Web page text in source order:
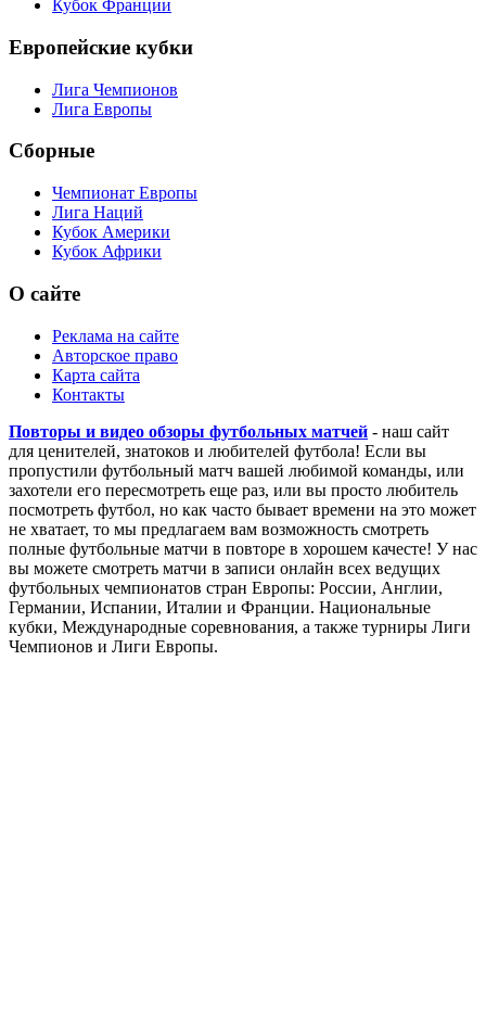
Кубок Франции
Европейские кубки
Лига Чемпионов
Лига Европы
Сборные
Чемпионат Европы
Лига Наций
Кубок Америки
Кубок Африки
О сайте
Реклама на сайте
Авторское право
Карта сайта
Контакты
Повторы и видео обзоры футбольных матчей - наш сайт
для ценителей, знатоков и любителей футбола! Если вы
пропустили футбольный матч вашей любимой команды, или
захотели его пересмотреть еще раз, или вы просто любитель
посмотреть футбол, но как часто бывает времени на это может
не хватает, то мы предлагаем вам возможность смотреть
полные футбольные матчи в повторе в хорошем качесте! У нас
вы можете смотреть матчи в записи онлайн всех ведущих
футбольных чемпионатов стран Европы: России, Англии,
Германии, Испании, Италии и Франции. Национальные
кубки, Международные соревнования, а также турниры Лиги
Чемпионов и Лиги Европы.